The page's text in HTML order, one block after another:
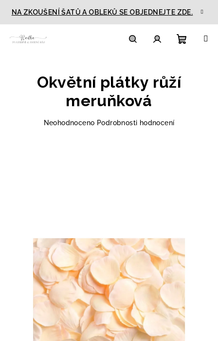
obsah
NA ZKOUŠENÍ ŠATŮ A OBLEKŮ SE OBJEDNEJTE ZDE.
Okvětní plátky růží
meruňková
Průměrné
Neohodnoceno Podrobnosti hodnocení